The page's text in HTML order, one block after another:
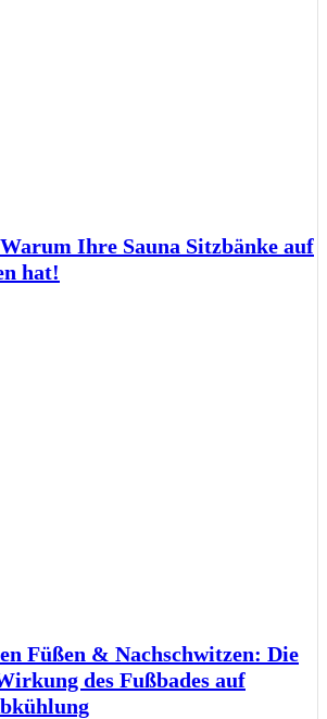
Ihre Sauna Sitzbänke auf
hat!
Füßen & Nachschwitzen: Die
des Fußbades auf